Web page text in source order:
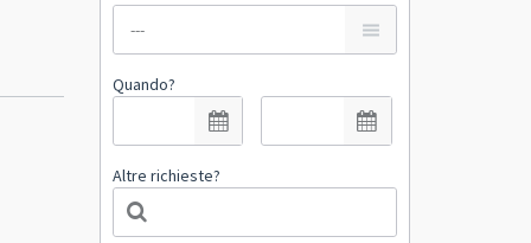
Quando?
Altre richieste?